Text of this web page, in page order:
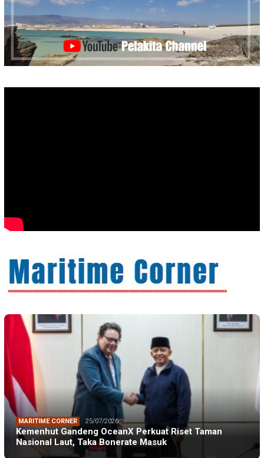
MARITIME CORNER 25/07/2026
Kemenhut Gandeng OceanX Perkuat Riset Taman
Nasional Laut, Taka Bonerate Masuk